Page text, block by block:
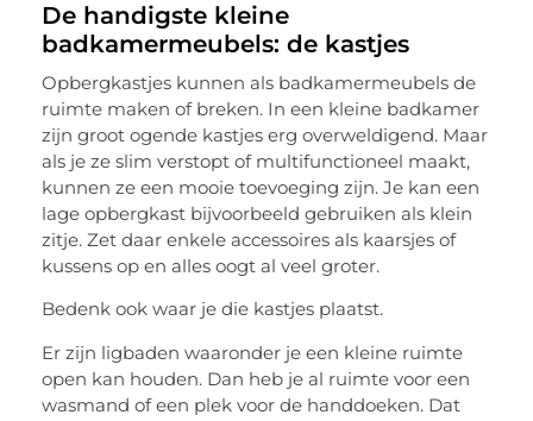
De handigste kleine
badkamermeubels: de kastjes
Opbergkastjes kunnen als badkamermeubels de
ruimte maken of breken. In een kleine badkamer
zijn groot ogende kastjes erg overweldigend. Maar
als je ze slim verstopt of multifunctioneel maakt,
kunnen ze een mooie toevoeging zijn. Je kan een
lage opbergkast bijvoorbeeld gebruiken als klein
zitje. Zet daar enkele accessoires als kaarsjes of
kussens op en alles oogt al veel groter.
Bedenk ook waar je die kastjes plaatst.
Er zijn ligbaden waaronder je een kleine ruimte
open kan houden. Dan heb je al ruimte voor een
wasmand of een plek voor de handdoeken. Dat